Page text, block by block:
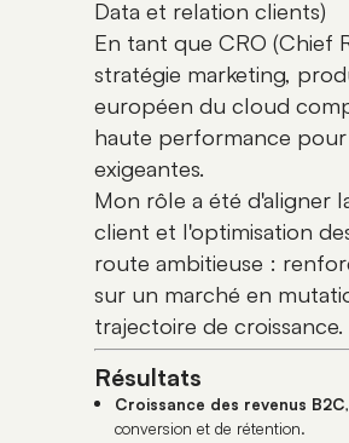
Data et relation clients)
En tant que CRO (Chief
stratégie marketing,
européen du cloud
haute performance
exigeantes.
Mon rôle a été d'aligner
client et l'optimisation
route ambitieuse :
sur un marché en
trajectoire de croissance.
Résultats
Croissance des revenus B2C
conversion et de rétention.